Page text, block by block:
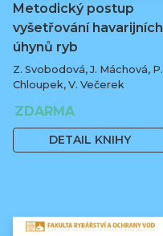
Metodický postup
vyšetřování havarijních
úhynů ryb
Z. Svobodová, J. Máchová, P.
Chloupek, V. Večerek
ZDARMA
DETAIL KNIHY